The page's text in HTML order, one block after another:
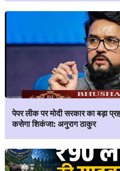
पेपर लीक पर मोदी सरकार का बड़ा
कसेगा शिकंजा: अनुराग ठाकुर